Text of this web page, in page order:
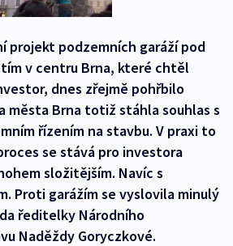
projekt podzemních garáží pod
v centru Brna, které chtěl
dnes zřejmě pohřbilo
města Brna totiž stáhla souhlas s
řízením na stavbu. V praxi to
se stává pro investora
složitějším. Navíc s
Proti garážím se vyslovila minulý
ředitelky Národního
Naděždy Goryczkové.